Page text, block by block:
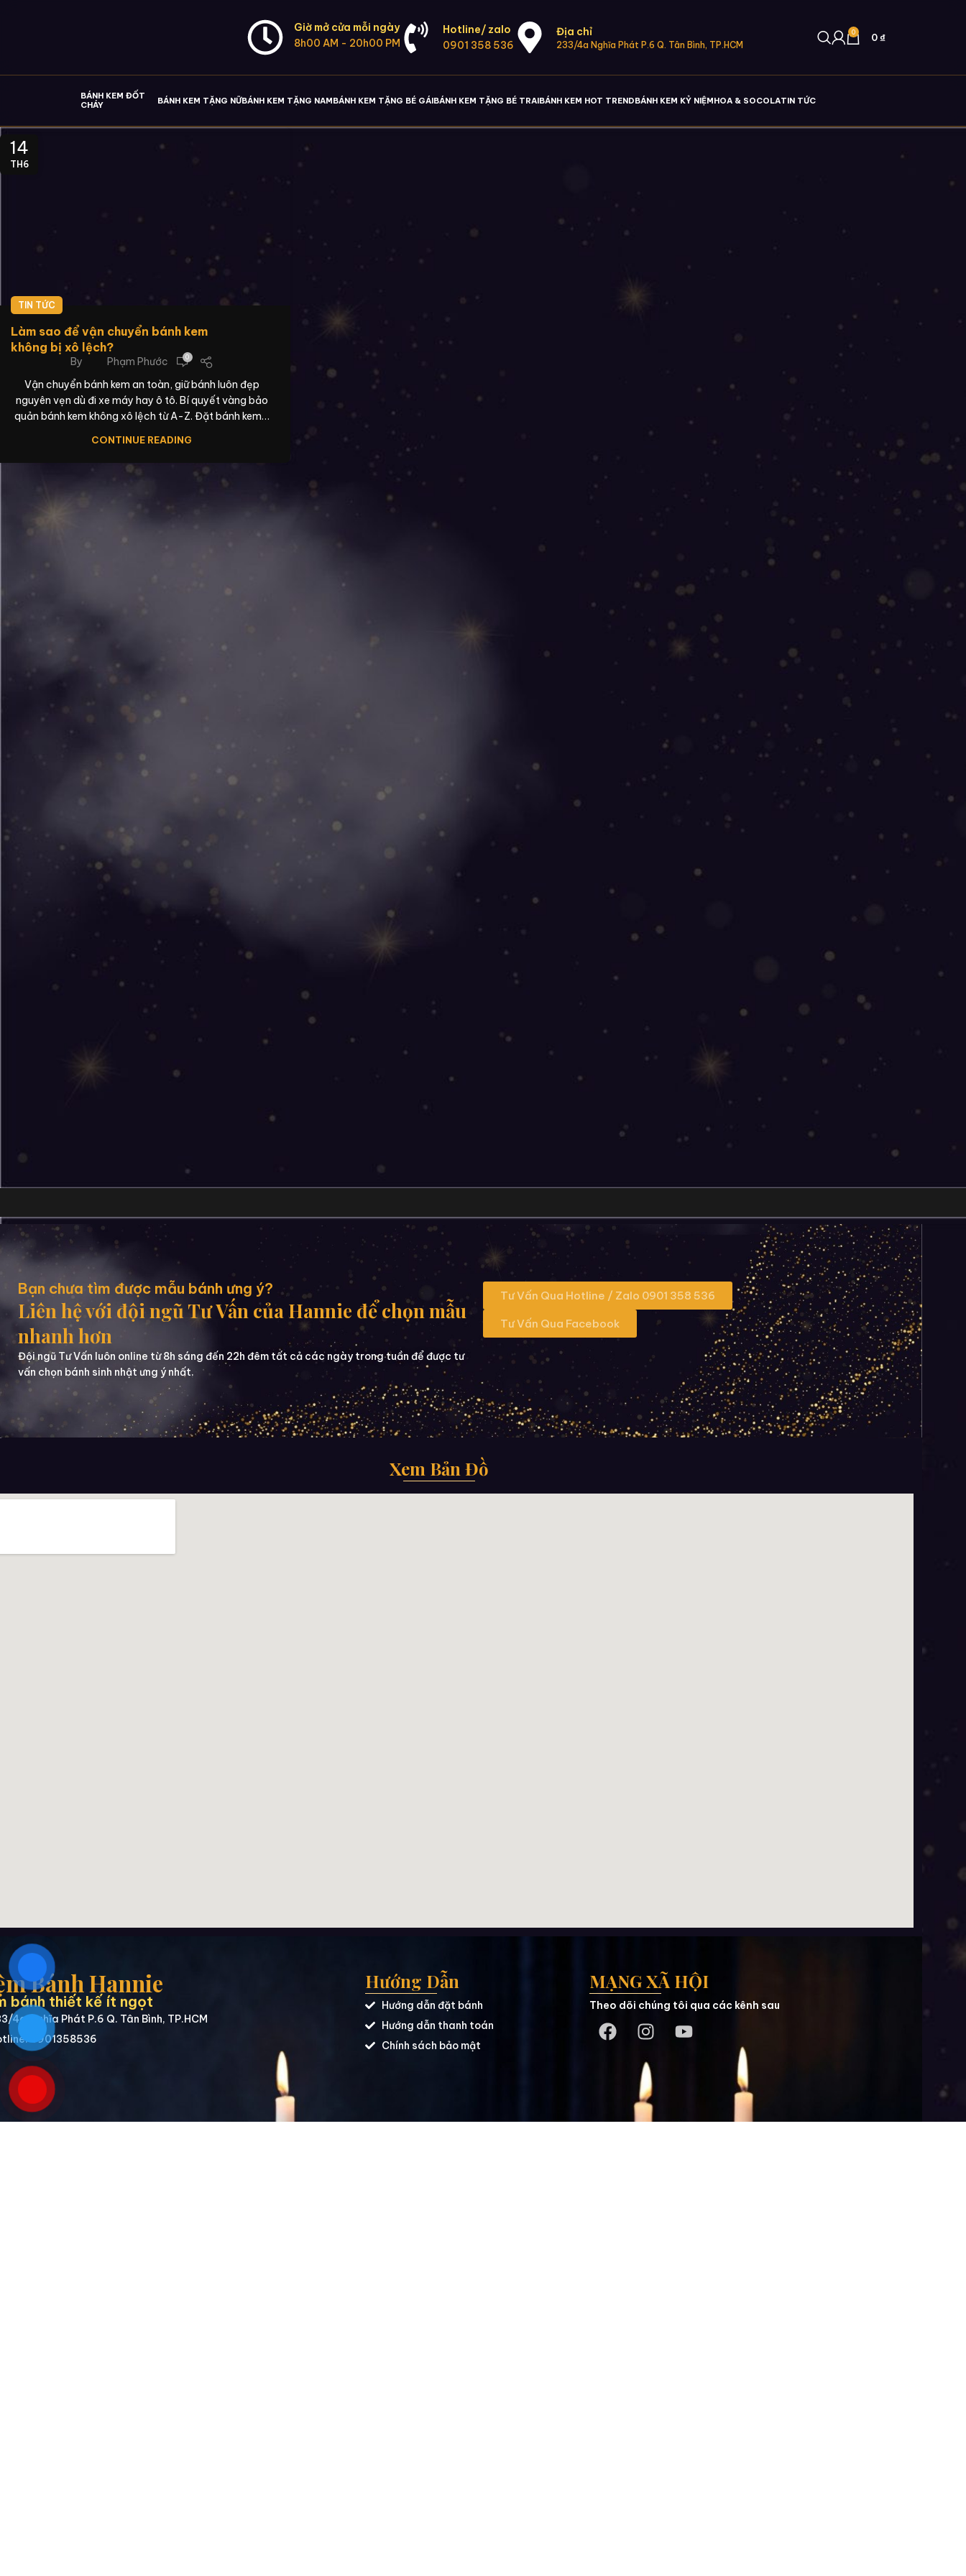
Giờ mở cửa mỗi ngày
8h00 AM - 20h00 PM
Hotline/ zalo
0901 358 536
Địa chỉ
233/4a Nghĩa Phát P.6 Q. Tân Bình, TP.HCM
0 0₫
BÁNH KEM ĐỐT
CHÁY
BÁNH KEM TẶNG NỮBÁNH KEM TẶNG NAMBÁNH KEM TẶNG BÉ GÁIBÁNH KEM TẶNG BÉ TRAIBÁNH KEM HOT TRENDBÁNH KEM KỶ NIỆMHOA & SOCOLATIN TỨC
14
TH6
TIN TỨC
Làm sao để vận chuyển bánh kem
không bị xô lệch?
By Phạm Phước 0
Vận chuyển bánh kem an toàn, giữ bánh luôn đẹp
nguyên vẹn dù đi xe máy hay ô tô. Bí quyết vàng bảo
quản bánh kem không xô lệch từ A-Z. Đặt bánh kem…
CONTINUE READING
Bạn chưa tìm được mẫu bánh ưng ý?
Liên hệ với đội ngũ Tư Vấn của Hannie để chọn mẫu
nhanh hơn
Đội ngũ Tư Vấn luôn online từ 8h sáng đến 22h đêm tất cả các ngày trong tuần để được tư
vấn chọn bánh sinh nhật ưng ý nhất.
Tư Vấn Qua Hotline / Zalo 0901 358 536
Tư Vấn Qua Facebook
Xem Bản Đồ
Bánh Hannie
bánh thiết kế ít ngọt
4a Nghĩa Phát P.6 Q. Tân Bình, TP.HCM
0901358536
Hướng Dẫn
Hướng dẫn đặt bánh
Hướng dẫn thanh toán
Chính sách bảo mật
MẠNG XÃ HỘI
Theo dõi chúng tôi qua các kênh sau